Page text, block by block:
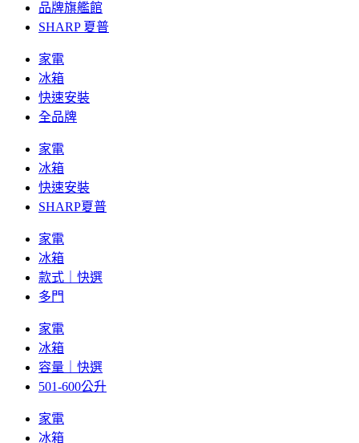
品牌旗艦館
SHARP 夏普
家電
冰箱
快速安裝
全品牌
家電
冰箱
快速安裝
SHARP夏普
家電
冰箱
款式｜快選
多門
家電
冰箱
容量｜快選
501-600公升
家電
冰箱